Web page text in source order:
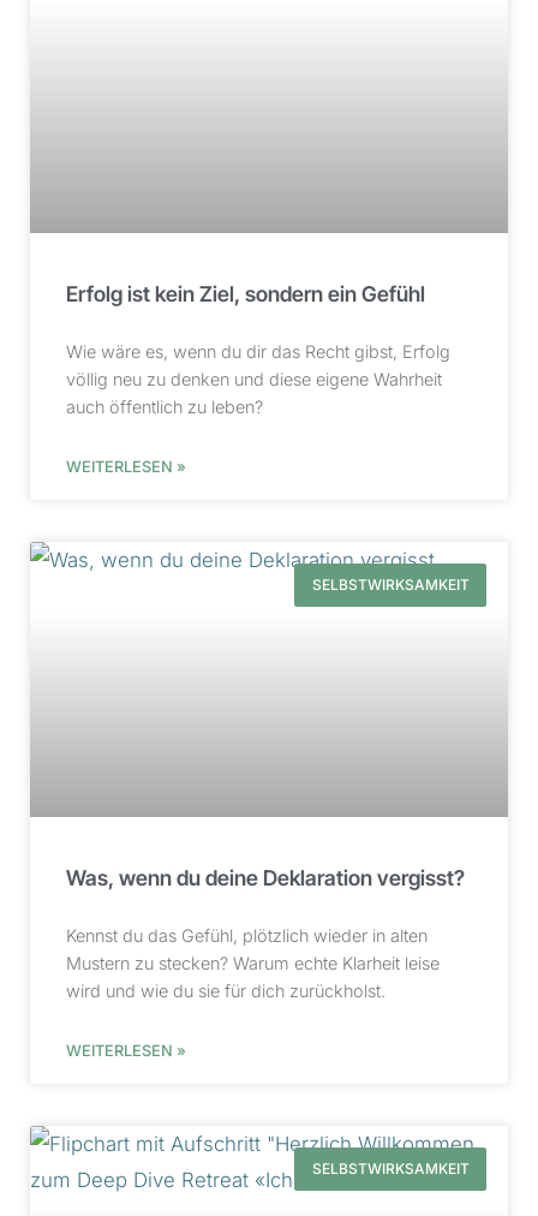
Erfolg ist kein Ziel, sondern ein Gefühl
Wie wäre es, wenn du dir das Recht gibst, Erfolg
völlig neu zu denken und diese eigene Wahrheit
auch öffentlich zu leben?
WEITERLESEN »
SELBSTWIRKSAMKEIT
Was, wenn du deine Deklaration vergisst?
Kennst du das Gefühl, plötzlich wieder in alten
Mustern zu stecken? Warum echte Klarheit leise
wird und wie du sie für dich zurückholst.
WEITERLESEN »
SELBSTWIRKSAMKEIT